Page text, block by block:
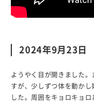
2024年9月23日
ようやく目が開きました
すが、少しずつ体を動か
した。周囲をキョロキョ